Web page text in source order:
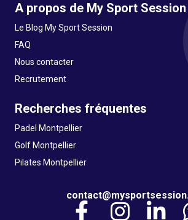
A propos de My Sport Session
Le Blog My Sport Session
FAQ
Nous contacter
Recrutement
Recherches fréquentes
Padel Montpellier
Golf Montpellier
Pilates Montpellier